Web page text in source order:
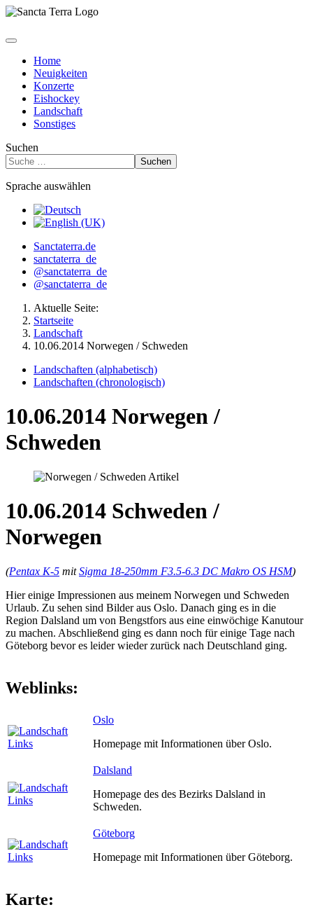
Home
Neuigkeiten
Konzerte
Eishockey
Landschaft
Sonstiges
Suchen
Suchen
Sprache auswählen
Sanctaterra.de
sanctaterra_de
@sanctaterra_de
@sanctaterra_de
Aktuelle Seite:
Startseite
Landschaft
10.06.2014 Norwegen / Schweden
Landschaften (alphabetisch)
Landschaften (chronologisch)
10.06.2014 Norwegen /
Schweden
10.06.2014 Schweden /
Norwegen
(Pentax K-5 mitSigma 18-250mm F3.5-6.3 DC Makro OS HSM)
Hier einige Impressionen aus meinem Norwegen und Schweden
Urlaub. Zu sehen sind Bilder aus Oslo. Danach ging es in die
Region Dalsland um von Bengstfors aus eine einwöchige Kanutour
zu machen. Abschließend ging es dann noch für einige Tage nach
Göteborg bevor es leider wieder zurück nach Deutschland ging.
Weblinks:
Oslo
Homepage mit Informationen über Oslo.
Dalsland
Homepage des des Bezirks Dalsland in
Schweden.
Göteborg
Homepage mit Informationen über Göteborg.
Karte: